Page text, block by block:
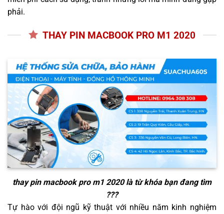
phải.
THAY PIN MACBOOK PRO M1 2020
thay pin macbook pro m1 2020là từ khóa bạn đang tìm
???
Tự hào với đội ngũ kỹ thuật với nhiều năm kinh nghiệm